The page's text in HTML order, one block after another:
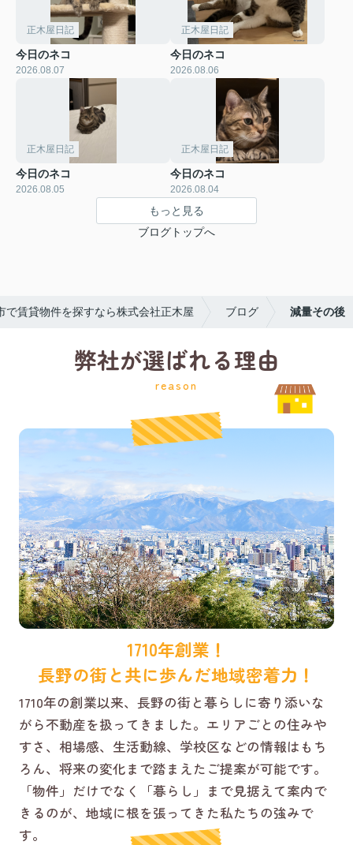
正木屋日記
今日のネコ
2026.08.07
正木屋日記
今日のネコ
2026.08.06
正木屋日記
今日のネコ
2026.08.05
正木屋日記
今日のネコ
2026.08.04
もっと見る
ブログトップへ
で賃貸物件を探すなら株式会社正木屋 ブログ 減量その後
弊社が選ばれる理由
reason
1710年創業！
長野の街と共に歩んだ地域密着力！
1710年の創業以来、長野の街と暮らしに寄り添いな
がら不動産を扱ってきました。エリアごとの住みや
すさ、相場感、生活動線、学校区などの情報はもち
ろん、将来の変化まで踏まえたご提案が可能です。
「物件」だけでなく「暮らし」まで見据えて案内で
きるのが、地域に根を張ってきた私たちの強みで
す。